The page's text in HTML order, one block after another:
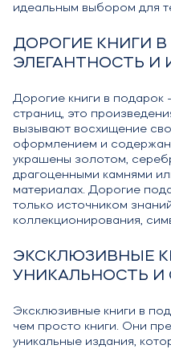
идеальным выбором для
ДОРОГИЕ КНИГИ
ЭЛЕГАНТНОСТЬ И
Дорогие книги в подарок
страниц, это
вызывают восхищение
оформлением и
украшены золотом,
драгоценными камнями
материалах. Дорогие
только источником
коллекционирования,
ЭКСКЛЮЗИВНЫЕ
УНИКАЛЬНОСТЬ И
Эксклюзивные книги в
чем просто книги. Они
уникальные издания,